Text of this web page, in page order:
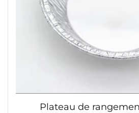
Plateau de